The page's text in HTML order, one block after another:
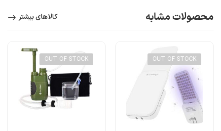
محصولات مشابه کالاهای بیشتر
OUT OF STOCK
OUT OF STOCK